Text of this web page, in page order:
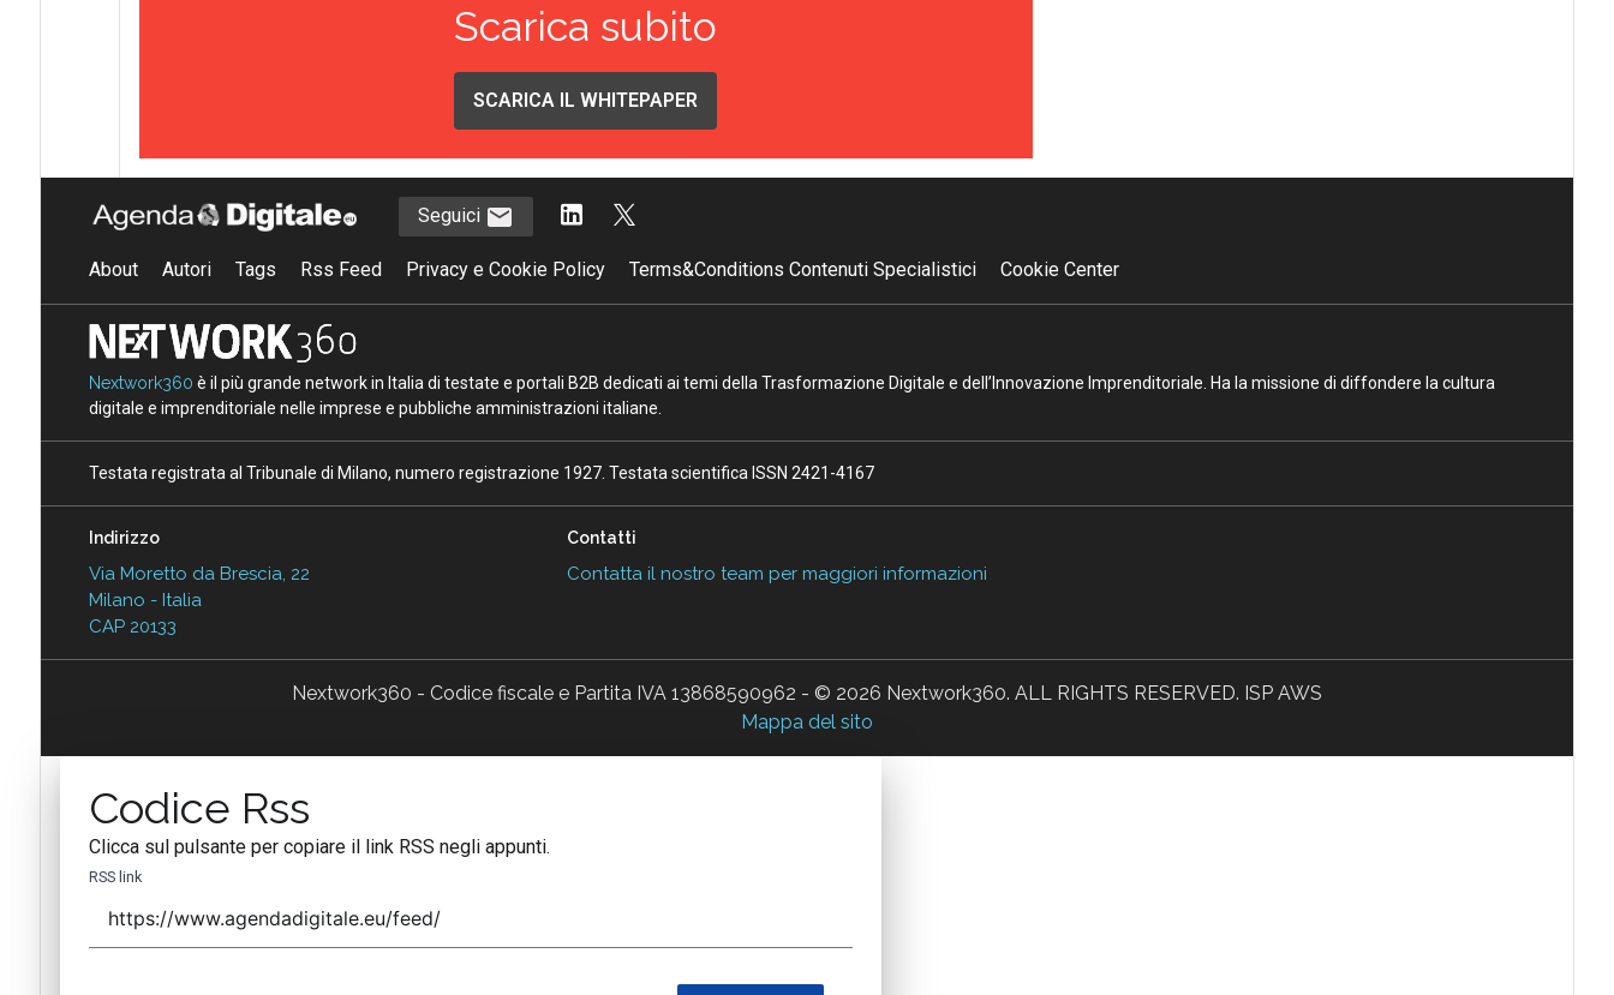
Scarica subito
SCARICA IL WHITEPAPER
Seguici
About Autori Tags Rss Feed Privacy e Cookie Policy Terms&Conditions Contenuti Specialistici Cookie Center
Nextwork360 è il più grande network in Italia di testate e portali B2B dedicati ai temi della Trasformazione Digitale e dell’Innovazione Imprenditoriale. Ha la missione di diffondere la cultura
digitale e imprenditoriale nelle imprese e pubbliche amministrazioni italiane.
Testata registrata al Tribunale di Milano, numero registrazione 1927. Testata scientifica ISSN 2421-4167
Indirizzo
Via Moretto da Brescia, 22
Milano - Italia
CAP 20133
Contatti
Contatta il nostro team per maggiori informazioni
Nextwork360 - Codice fiscale e Partita IVA 13868590962 - © 2026 Nextwork360. ALL RIGHTS RESERVED. ISP AWS
Mappa del sito
Codice Rss
Clicca sul pulsante per copiare il link RSS negli appunti.
RSS link